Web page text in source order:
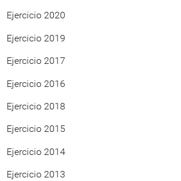
Ejercicio 2020
Ejercicio 2019
Ejercicio 2017
Ejercicio 2016
Ejercicio 2018
Ejercicio 2015
Ejercicio 2014
Ejercicio 2013